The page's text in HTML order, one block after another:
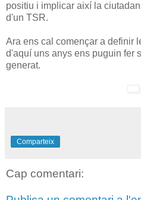
positiu i implicar així la
d'un TSR.
Ara ens cal començar a definir
d'aquí uns anys ens puguin fer
generat.
Comparteix
Cap comentari: